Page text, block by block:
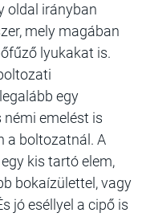
oldal irányban
mely magában
lyukakat is.
egy
emelést is
a boltozatnál. A
kis tartó elem,
bokaízülettel, vagy
jó eséllyel a cipő is